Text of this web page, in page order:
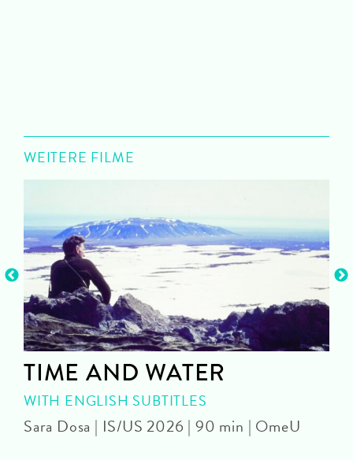
WEITERE FILME
TIME AND WATER
WITH ENGLISH SUBTITLES
Sara Dosa | IS/US 2026 | 90 min | OmeU